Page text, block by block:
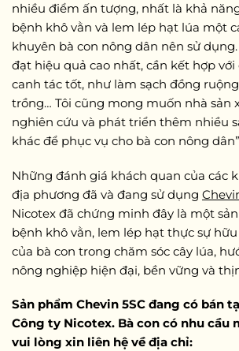
nhiều điểm ấn tượng, nhất là khả
bệnh khô vằn và lem lép hạt lúa một
khuyên bà con nông dân nên sử
đạt hiệu quả cao nhất, cần kết hợp
canh tác tốt, như làm sạch đồng
trồng… Tôi cũng mong muốn nhà sản
nghiên cứu và phát triển thêm nhiều
khác để phục vụ cho bà con nông
Những đánh giá khách quan của các
địa phương đã và đang sử dụng
Nicotex đã chứng minh đây là một
bệnh khô vằn, lem lép hạt thực sự
của bà con trong chăm sóc cây lúa,
nông nghiệp hiện đại, bền vững và
Sản phẩm Chevin 5SC đang có bán
Công ty Nicotex. Bà con có nhu cầu
vui lòng xin liên hệ về địa chỉ: